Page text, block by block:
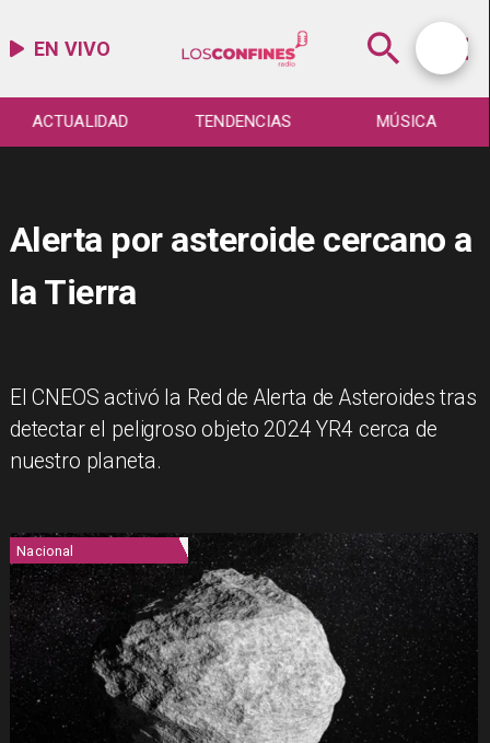
EN VIVO
ACTUALIDAD TENDENCIAS MÚSICA
Alerta por asteroide cercano a
la Tierra
El CNEOS activó la Red de Alerta de Asteroides tras
detectar el peligroso objeto 2024 YR4 cerca de
nuestro planeta.
Nacional